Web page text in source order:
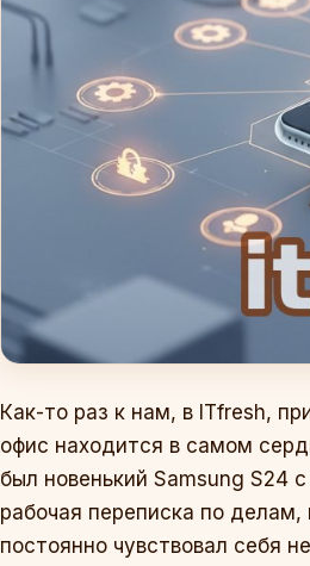
Как-то раз к нам, в ITfresh,
офис находится в самом
был новенький Samsung S24
рабочая переписка по
постоянно чувствовал себя